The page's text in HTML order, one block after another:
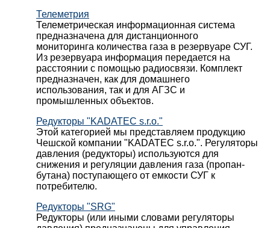
Телеметрия
Телеметрическая информационная система
предназначена для дистанционного
мониторинга количества газа в резервуаре СУГ.
Из резервуара информация передается на
расстоянии с помощью радиосвязи. Комплект
предназначен, как для домашнего
использования, так и для АГЗС и
промышленных объектов.
Редукторы "KADATEC s.r.o."
Этой категорией мы представляем продукцию
Чешской компании "KADATEC s.r.o.". Регуляторы
давления (редукторы) используются для
снижения и регуляции давления газа (пропан-
бутана) поступающего от емкости СУГ к
потребителю.
Редукторы "SRG"
Редукторы (или иными словами регуляторы